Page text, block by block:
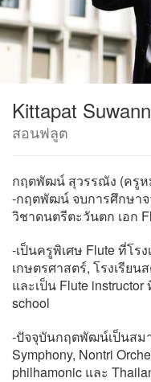
Kittapat
สอนฟลูต
กฤตพัฒน์ สุวรรณัง (ครูห
-กฤตพัฒน์ จบการศึกษา
วิชาดนตรีตะวันตก เอก
-เป็นครูพิเศษ Flute ที่โร
เกษตรศาสตร์, โรงเรียน
และเป็น Flute instructor
school
-ปัจจุบันกฤตพัฒน์เป็นสม
Symphony, Nontri
philhamonic และ